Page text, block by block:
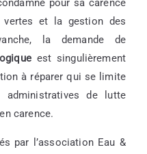
pour sa carence
et la gestion des
la demande de
est singulièrement
à réparer qui se limite
de lutte
carence.
par l’association Eau &